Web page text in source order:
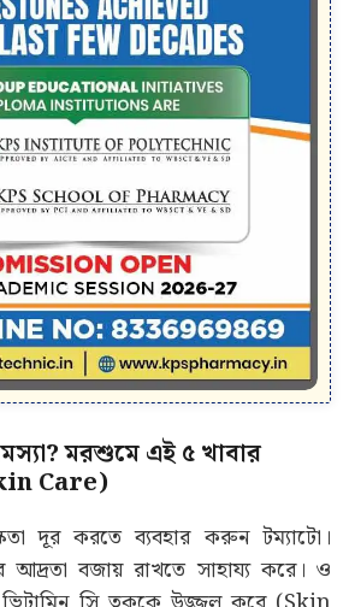
মরশুমে এই ৫ খাবার
Care)
দূর করতে ব্যবহার করুন টম্যাটো‌।
আদ্রতা বজায় রাখতে সাহায্য করে। ও